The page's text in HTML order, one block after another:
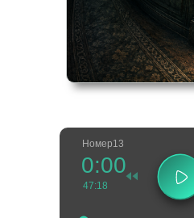
Номер13
0:00
47:18